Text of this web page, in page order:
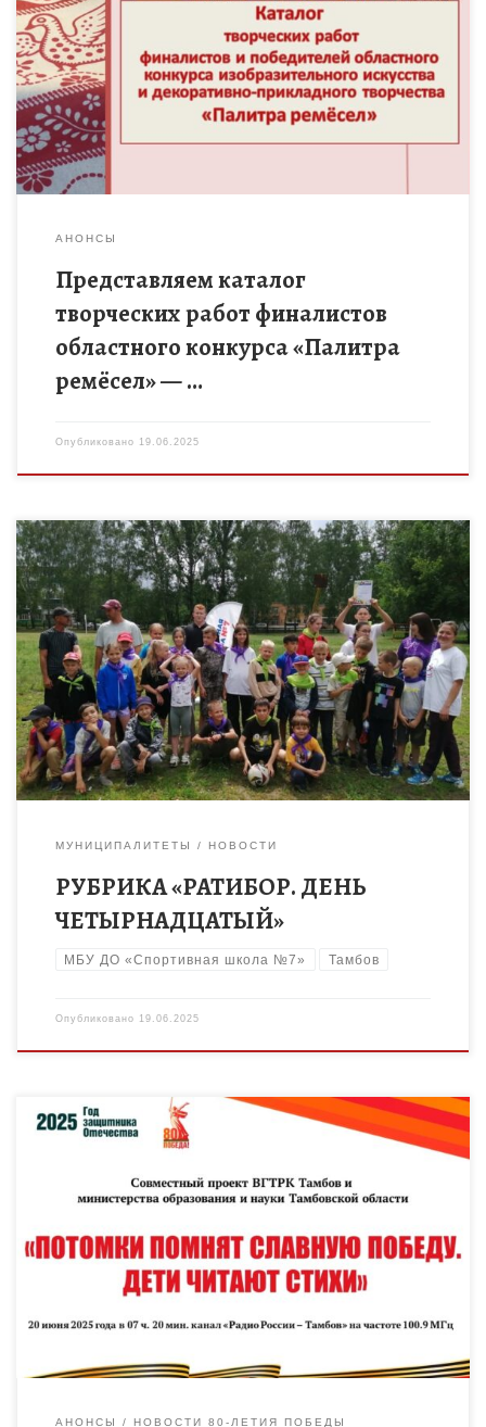
Областной конкурс изобразительного искусства и
декоративно-прикладного творчества «Палитра ремёсел»
является площадкой для выявления и поддержки талантливых
и одарённых детей, подростков и их педагогов в области […]
АНОНСЫ
Представляем каталог
творческих работ финалистов
областного конкурса «Палитра
ремёсел» — …
Опубликовано 19.06.2025
Утро в лагере дневного пребывания «Ратибор», как обычно,
началось с веселой зарядки. Ребята окончательно
проснулись и получили заряд бодрости и хорошего
настроения. Минутка здоровья «Солнечные […]
МУНИЦИПАЛИТЕТЫ НОВОСТИ
РУБРИКА «РАТИБОР. ДЕНЬ
ЧЕТЫРНАДЦАТЫЙ»
МБУ ДО «Спортивная школа №7» Тамбов
Опубликовано 19.06.2025
Тамбов» на частоте 100.9 МГц (первый мультиплекс ТВ или на
сайте Вести […]
АНОНСЫ НОВОСТИ 80-ЛЕТИЯ ПОБЕДЫ